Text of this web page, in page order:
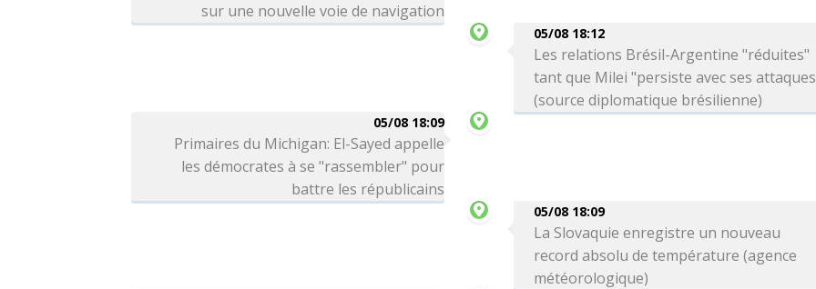
sur une nouvelle voie de navigation
05/08 18:12
Les relations Brésil-Argentine "réduites"
tant que Milei "persiste avec ses
(source diplomatique brésilienne)
05/08 18:09
Primaires du Michigan: El-Sayed appelle
les démocrates à se "rassembler" pour
battre les républicains
05/08 18:09
La Slovaquie enregistre un nouveau
record absolu de température (agence
météorologique)